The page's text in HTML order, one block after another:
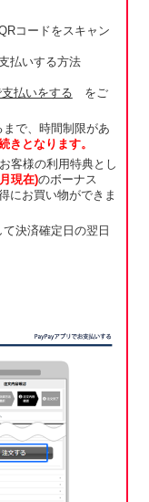
コードをスキャン
払いする方法
払いをする をご
で、時間制限があ
きとなります。
客様の利用特典とし
現在)のボーナス
にお買い物ができま
決済確定日の翌日